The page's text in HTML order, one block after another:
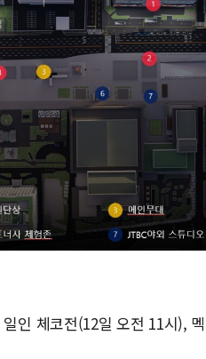
인 체코전(12일 오전 11시),